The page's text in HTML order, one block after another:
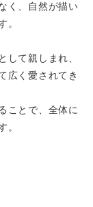
く、自然が描い
。
して親しまれ、
広く愛されてき
ことで、全体に
。